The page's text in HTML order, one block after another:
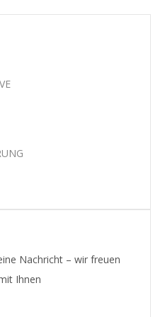
Nachricht – wir freuen
Ihnen